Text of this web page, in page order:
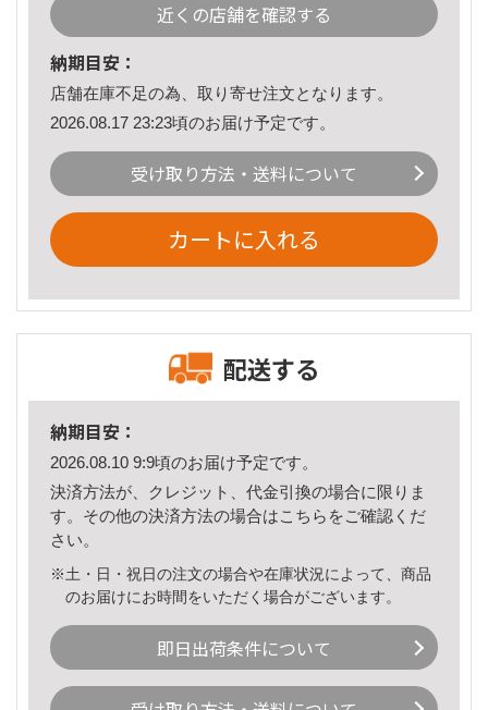
近くの店舗を確認する
納期目安：
店舗在庫不足の為、取り寄せ注文となります。
2026.08.17 23:23頃のお届け予定です。
受け取り方法・送料について
カートに入れる
配送する
納期目安：
2026.08.10 9:9頃のお届け予定です。
決済方法が、クレジット、代金引換の場合に限りま
す。その他の決済方法の場合はこちら をご確認くだ
さい。
※土・日・祝日の注文の場合や在庫状況によって、商品
のお届けにお時間をいただく場合がございます。
即日出荷条件について